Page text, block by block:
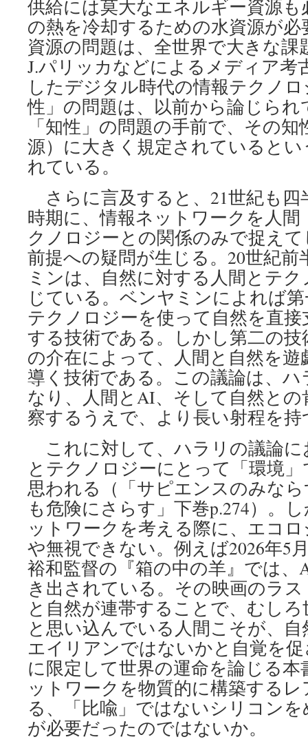
供給には莫大なエネルギー資源
の熱を冷却するための水資源が
資源の問題は、全世界で大きな
J.パリッカなどによるメディア考
したデジタル時代の情報テクノ
性」の問題は、以前から論じら
「知性」の問題の手前で、その
源）に大きく規定されていると
れている。
さらに言及すると、21世紀も四
時期に、情報ネットワークを人
クノロジーとの関係のみで捉え
前提への疑問が生じる。20世紀前
ミンは、自然に対する人間とテ
じている。ベンヤミンによれば
テクノロジーを使って自然を直
する技術である。しかし第二の
の介在によって、人間と自然を
導く技術である。この議論は、
なり、人間とAI、そして自然と
察するうえで、より長い射程を
これに対して、ハラリの議論に
とテクノロジーにとって「環境
思われる（「サピエンスのみな
も危険にさらす」下巻p.274）。
ットワークを考える際に、エコ
や無視できない。例えば2026年5
裕和監督の『箱の中の羊』では
き出されている。その映画のラ
と自然が連帯することで、むし
と思い込んでいる人間こそが、
エイリアンではないかと自覚を
に限定して世界の運命を論じる
ットワークを物質的に構築する
る、「比喩」ではないシリコン
が必要だったのではないか。